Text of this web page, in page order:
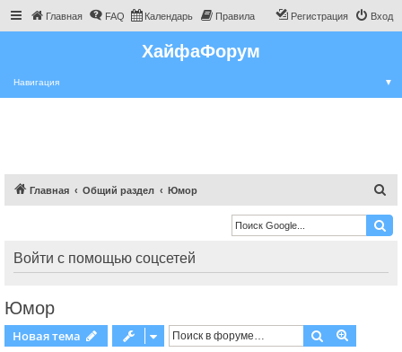
Главная FAQ Календарь Правила Вход
Регистрация
ХайфаФорум
Навигация ▼
Главная Общий раздел Юмор
и
к
Войти с помощью соцсетей
Юмор
Новая тема Поиск